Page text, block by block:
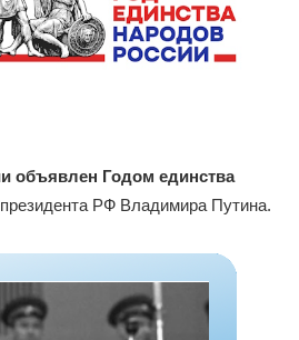
объявлен Годом единства
РФ Владимира Путина.